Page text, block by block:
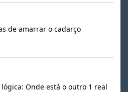
de amarrar o cadarço
lógica: Onde está o outro 1 real